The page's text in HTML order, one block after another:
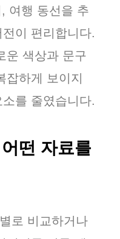
여행 동선을 추
이 편리합니다.
운 색상과 문구
잡하게 보이지
를 줄였습니다.
떤 자료를
로 비교하거나